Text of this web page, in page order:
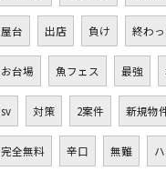
屋台 出店 負け 終わ
お台場 魚フェス 最強
sv 対策 2案件 新規物
完全無料 辛口 無難